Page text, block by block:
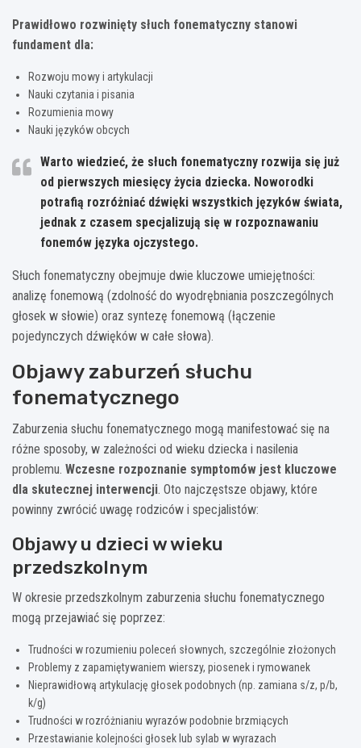
Prawidłowo rozwinięty słuch fonematyczny stanowi
fundament dla:
Rozwoju mowy i artykulacji
Nauki czytania i pisania
Rozumienia mowy
Nauki języków obcych
Warto wiedzieć, że słuch fonematyczny rozwija się już
od pierwszych miesięcy życia dziecka. Noworodki
potrafią rozróżniać dźwięki wszystkich języków świata,
jednak z czasem specjalizują się w rozpoznawaniu
fonemów języka ojczystego.
Słuch fonematyczny obejmuje dwie kluczowe umiejętności:
analizę fonemową (zdolność do wyodrębniania poszczególnych
głosek w słowie) oraz syntezę fonemową (łączenie
pojedynczych dźwięków w całe słowa).
Objawy zaburzeń słuchu
fonematycznego
Zaburzenia słuchu fonematycznego mogą manifestować się na
różne sposoby, w zależności od wieku dziecka i nasilenia
problemu. Wczesne rozpoznanie symptomów jest kluczowe
dla skutecznej interwencji. Oto najczęstsze objawy, które
powinny zwrócić uwagę rodziców i specjalistów:
Objawy u dzieci w wieku
przedszkolnym
W okresie przedszkolnym zaburzenia słuchu fonematycznego
mogą przejawiać się poprzez:
Trudności w rozumieniu poleceń słownych, szczególnie złożonych
Problemy z zapamiętywaniem wierszy, piosenek i rymowanek
Nieprawidłową artykulację głosek podobnych (np. zamiana s/z, p/b,
k/g)
Trudności w rozróżnianiu wyrazów podobnie brzmiących
Przestawianie kolejności głosek lub sylab w wyrazach